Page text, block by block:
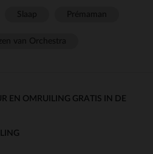
EN OMRUILING GRATIS IN DE